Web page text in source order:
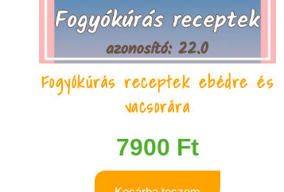
Fogyókúrás receptek ebédre és
vacsorára
7900 Ft